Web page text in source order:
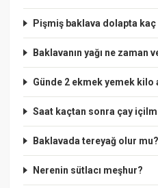
Pişmiş baklava dolapta kaç
Baklavanın yağı ne zaman
Günde 2 ekmek yemek kilo
Saat kaçtan sonra çay
Baklavada tereyağ olur mu?
Nerenin sütlacı meşhur?